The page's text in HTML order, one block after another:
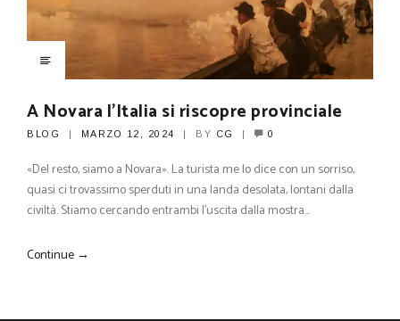
A Novara l’Italia si riscopre provinciale
BLOG MARZO 12, 2024 BY CG 0
«Del resto, siamo a Novara». La turista me lo dice con un sorriso,
quasi ci trovassimo sperduti in una landa desolata, lontani dalla
civiltà. Stiamo cercando entrambi l’uscita dalla mostra…
Continue →